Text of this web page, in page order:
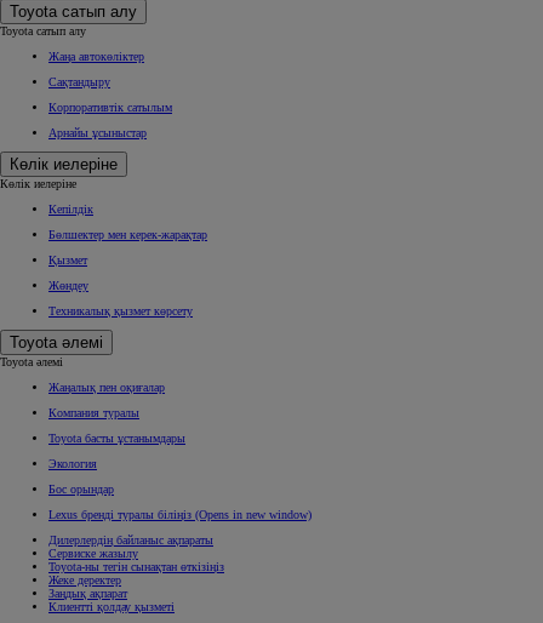
Toyota сатып алу
Toyota сатып алу
Жаңа автокөліктер
Сақтандыру
Корпоративтік сатылым
Арнайы ұсыныстар
Көлік иелеріне
Көлік иелеріне
Кепілдік
Бөлшектер мен керек-жарақтар
Қызмет
Жөндеу
Техникалық қызмет көрсету
Toyota әлемі
Toyota әлемі
Жаңалық пен оқиғалар
Компания туралы
Toyota басты ұстанымдары
Экология
Бос орындар
Lexus бренді туралы біліңіз (Opens in new window)
Дилерлердің байланыс ақпараты
Сервиске жазылу
Toyota-ны тегін сынақтан өткізіңіз
Жеке деректер
Заңдық ақпарат
Клиентті қолдау қызметі